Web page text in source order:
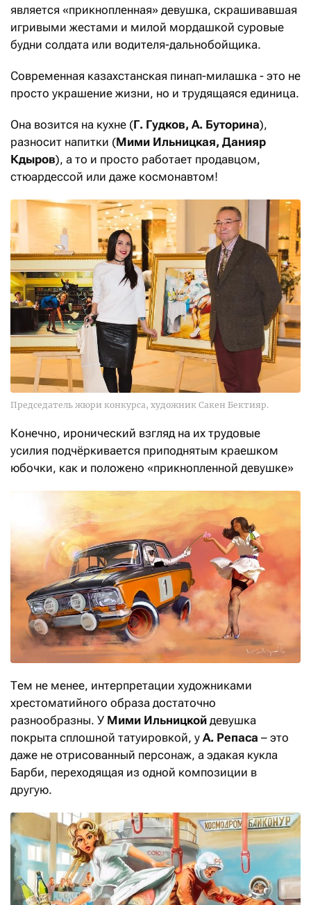
является «прикнопленная» девушка, скрашивавшая
игривыми жестами и милой мордашкой суровые
будни солдата или водителя-дальнобойщика.
Современная казахстанская пинап-милашка - это не
просто украшение жизни, но и трудящаяся единица.
Она возится на кухне (Г. Гудков, А. Буторина),
разносит напитки (Мими Ильницкая, Данияр
Кдыров), а то и просто работает продавцом,
стюардессой или даже космонавтом!
Председатель жюри конкурса, художник Сакен Бектияр.
Конечно, иронический взгляд на их трудовые
усилия подчёркивается приподнятым краешком
юбочки, как и положено «прикнопленной девушке»
Тем не менее, интерпретации художниками
хрестоматийного образа достаточно
разнообразны. У Мими Ильницкой девушка
покрыта сплошной татуировкой, у А. Репаса – это
даже не отрисованный персонаж, а эдакая кукла
Барби, переходящая из одной композиции в
другую.